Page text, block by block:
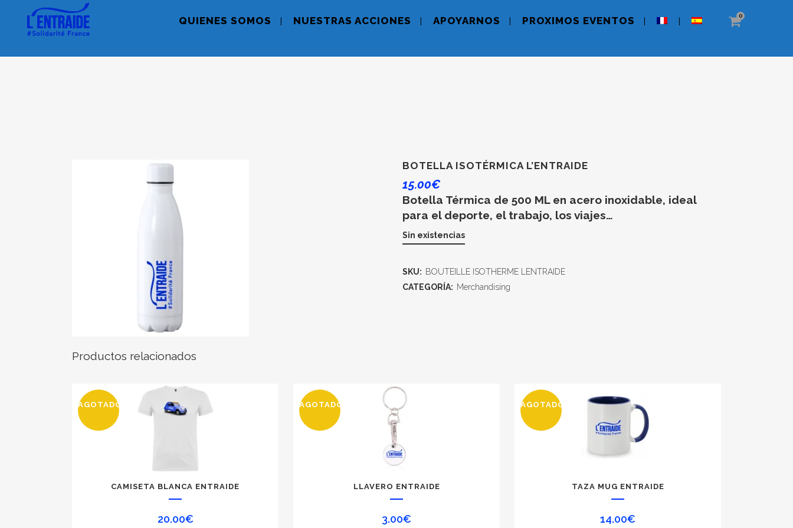
0
QUIENES SOMOS NUESTRAS ACCIONES APOYARNOS PROXIMOS EVENTOS
BOTELLA ISOTÉRMICA L’ENTRAIDE
15.00€
Botella Térmica de 500 ML en acero inoxidable, ideal
para el deporte, el trabajo, los viajes…
Sin existencias
SKU: BOUTEILLE ISOTHERME LENTRAIDE
CATEGORÍA: Merchandising
Productos relacionados
AGOTADO
CAMISETA BLANCA ENTRAIDE
20.00€
AGOTADO
LLAVERO ENTRAIDE
3.00€
AGOTADO
TAZA MUG ENTRAIDE
14.00€